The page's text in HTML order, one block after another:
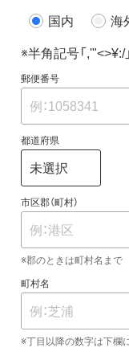
国内
海
※半角記号「,'"<>¥:/
郵便番号
都道府県
市区郡（町村）
※郡のときは町村名まで
町村名
※丁目以降の数字は下欄